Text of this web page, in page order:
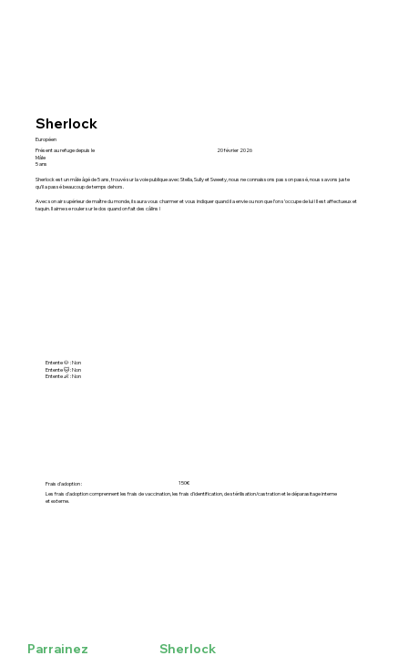
Sherlock
Européen
Présent au refuge depuis le
20 février 2026
Mâle
5 ans
Sherlock est un mâle âgé de 5 ans, trouvé sur la voie publique avec Stella, Sully et Sweety, nous ne connaissons pas son passé, nous savons juste
qu’il a passé beaucoup de temps dehors.
Avec son air supérieur de maître du monde, il saura vous charmer et vous indiquer quand il a envie ou non que l’on s’occupe de lui ! Il est affectueux et
taquin. Il aime se rouler sur le dos quand on fait des câlins !
Entente 🐶 : Non
Entente 🐱 : Non
Entente 👶 : Non
Frais d'adoption :
150€
Les frais d'adoption comprennent les frais de vaccination, les frais d'identification, de stérilisation/castration et le déparasitage interne
et externe.
Parrainez Sherlock